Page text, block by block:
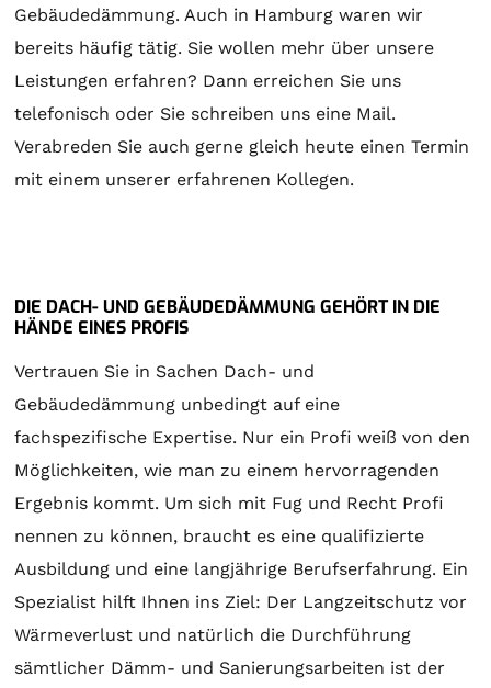
Gebäudedämmung. Auch in Hamburg waren wir
bereits häufig tätig. Sie wollen mehr über unsere
Leistungen erfahren? Dann erreichen Sie uns
telefonisch oder Sie schreiben uns eine Mail.
Verabreden Sie auch gerne gleich heute einen Termin
mit einem unserer erfahrenen Kollegen.
DIE DACH- UND GEBÄUDEDÄMMUNG GEHÖRT IN DIE
HÄNDE EINES PROFIS
Vertrauen Sie in Sachen Dach- und
Gebäudedämmung unbedingt auf eine
fachspezifische Expertise. Nur ein Profi weiß von den
Möglichkeiten, wie man zu einem hervorragenden
Ergebnis kommt. Um sich mit Fug und Recht Profi
nennen zu können, braucht es eine qualifizierte
Ausbildung und eine langjährige Berufserfahrung. Ein
Spezialist hilft Ihnen ins Ziel: Der Langzeitschutz vor
Wärmeverlust und natürlich die Durchführung
sämtlicher Dämm- und Sanierungsarbeiten ist der